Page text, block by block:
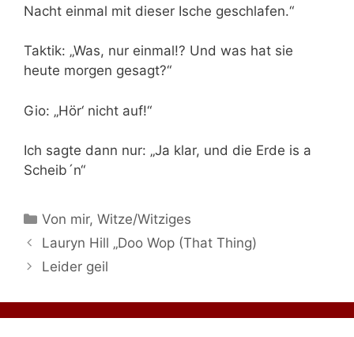
Nacht einmal mit dieser Ische geschlafen.“
Taktik: „Was, nur einmal!? Und was hat sie
heute morgen gesagt?“
Gio: „Hör‘ nicht auf!“
Ich sagte dann nur: „Ja klar, und die Erde is a
Scheib´n“
Kategorien
Von mir,Witze/Witziges
Lauryn Hill „Doo Wop (That Thing)
Leider geil